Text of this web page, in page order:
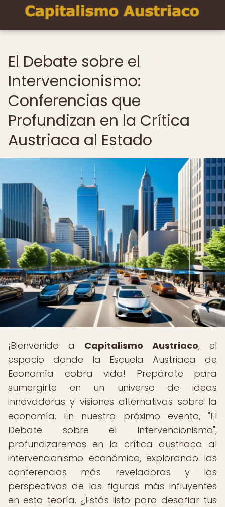
El Debate sobre el
Intervencionismo:
Conferencias que
Profundizan en la Crítica
Austriaca al Estado
¡Bienvenido a Capitalismo Austriaco, el
espacio donde la Escuela Austriaca de
Economía cobra vida! Prepárate para
sumergirte en un universo de ideas
innovadoras y visiones alternativas sobre la
economía. En nuestro próximo evento, "El
Debate sobre el Intervencionismo",
profundizaremos en la crítica austriaca al
intervencionismo económico, explorando las
conferencias más reveladoras y las
perspectivas de las figuras más influyentes
en esta teoría. ¿Estás listo para desafiar tus